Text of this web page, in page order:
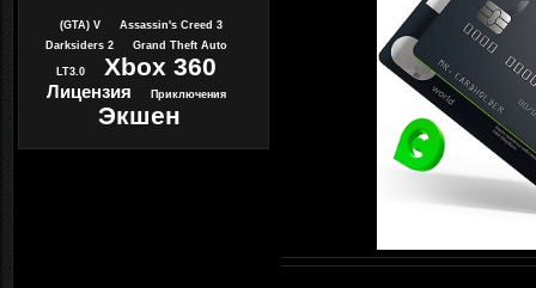
(GTA) V
Assassin's Creed 3
Darksiders 2
Grand Theft Auto
LT3.0 Xbox 360
Лицензия Приключения
Экшен